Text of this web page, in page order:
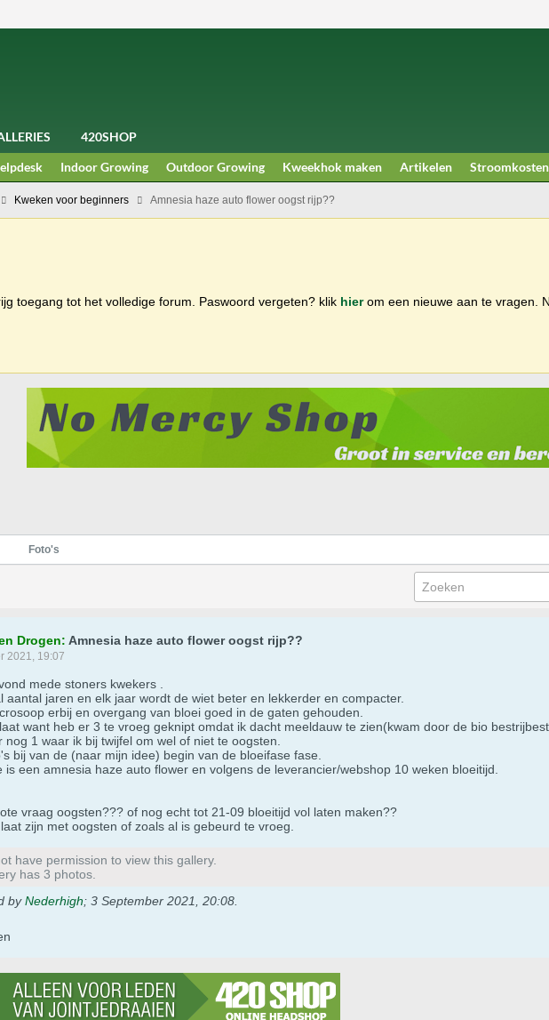
420SHOP
Indoor Growing Outdoor Growing Kweekhok maken Artikelen Stroomkosten
Kweken voor beginners Amnesia haze auto flower oogst rijp??
toegang tot het volledige forum. Paswoord vergeten? klik hierom een nieuwe aan te vragen.
Foto's
Drogen: Amnesia haze auto flower oogst rijp??
2021, 19:07
mede stoners kwekers .
aantal jaren en elk jaar wordt de wiet beter en lekkerder en compacter.
erbij en overgang van bloei goed in de gaten gehouden.
want heb er 3 te vroeg geknipt omdat ik dacht meeldauw te zien(kwam door de bio
nog 1 waar ik bij twijfel om wel of niet te oogsten.
bij van de (naar mijn idee) begin van de bloeifase fase.
is een amnesia haze auto flower en volgens de leverancier/webshop 10 weken bloeitijd.
vraag oogsten??? of nog echt tot 21-09 bloeitijd vol laten maken??
zijn met oogsten of zoals al is gebeurd te vroeg.
have permission to view this gallery.
has 3 photos.
byNederhigh; 3 September 2021, 20:08